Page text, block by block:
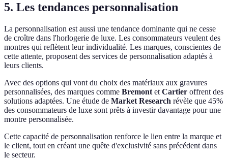
5. Les tendances personnalisation
La personnalisation est aussi une tendance dominante qui ne cesse
de croître dans l'horlogerie de luxe. Les consommateurs veulent des
montres qui reflètent leur individualité. Les marques, conscientes de
cette attente, proposent des services de personnalisation adaptés à
leurs clients.
Avec des options qui vont du choix des matériaux aux gravures
personnalisées, des marques comme Bremont et Cartier offrent des
solutions adaptées. Une étude de Market Research révèle que 45%
des consommateurs de luxe sont prêts à investir davantage pour une
montre personnalisée.
Cette capacité de personnalisation renforce le lien entre la marque et
le client, tout en créant une quête d'exclusivité sans précédent dans
le secteur.